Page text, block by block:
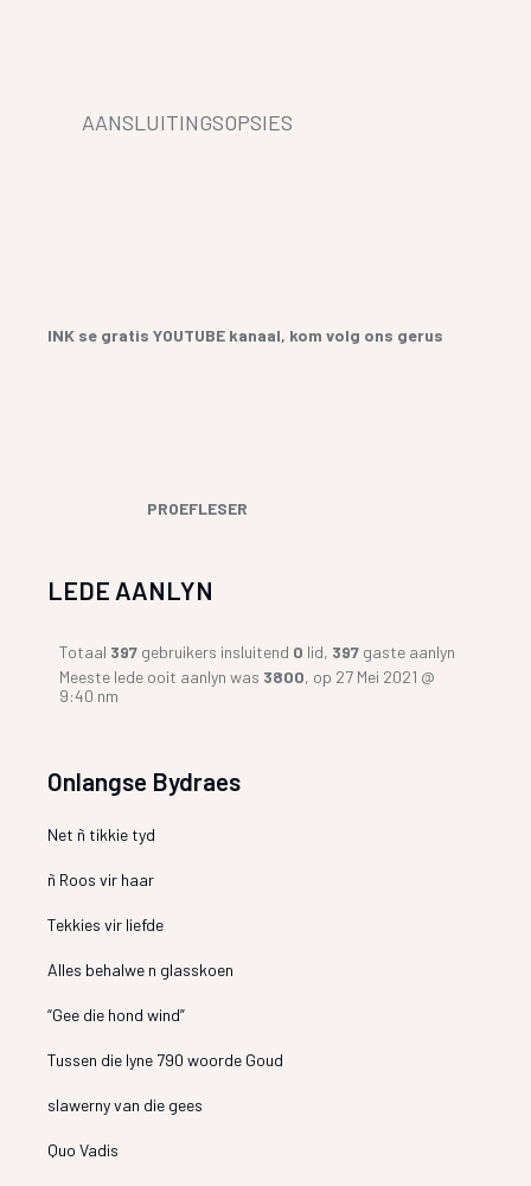
AANSLUITINGSOPSIES
INK se gratis YOUTUBE kanaal, kom volg ons gerus
PROEFLESER
LEDE AANLYN
Totaal 397 gebruikers insluitend 0 lid, 397 gaste aanlyn
Meeste lede ooit aanlyn was 3800, op 27 Mei 2021 @
9:40 nm
Onlangse Bydraes
Net ñ tikkie tyd
ñ Roos vir haar
Tekkies vir liefde
Alles behalwe n glasskoen
“Gee die hond wind”
Tussen die lyne 790 woorde Goud
slawerny van die gees
Quo Vadis